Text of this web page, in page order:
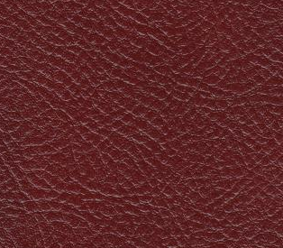
Blue